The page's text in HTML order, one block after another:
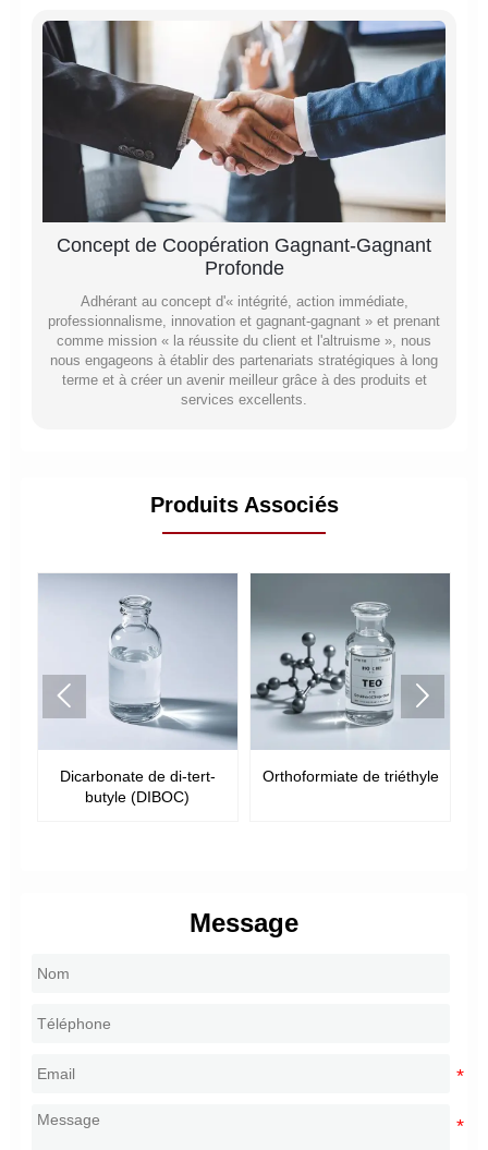
Concept de Coopération Gagnant-Gagnant
Profonde
Adhérant au concept d'« intégrité, action immédiate,
professionnalisme, innovation et gagnant-gagnant » et prenant
comme mission « la réussite du client et l'altruisme », nous
nous engageons à établir des partenariats stratégiques à long
terme et à créer un avenir meilleur grâce à des produits et
services excellents.
Produits Associés
de di-tert-
(DIBOC)
Orthoformiate de triéthyle
 
Message